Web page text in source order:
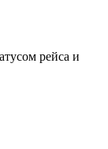
рейса и